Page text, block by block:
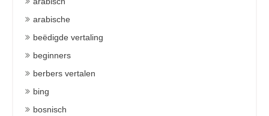
arabische
beëdigde vertaling
beginners
berbers vertalen
bing
bosnisch